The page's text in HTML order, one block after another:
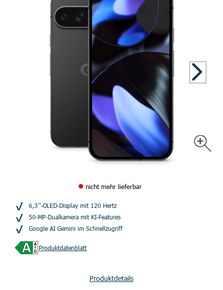
nicht mehr lieferbar
6,3’’-OLED-Display mit 120 Hertz
50-MP-Dualkamera mit KI-Features
Google AI Gemini im Schnellzugriff
Produktdatenblatt
Produktdetails